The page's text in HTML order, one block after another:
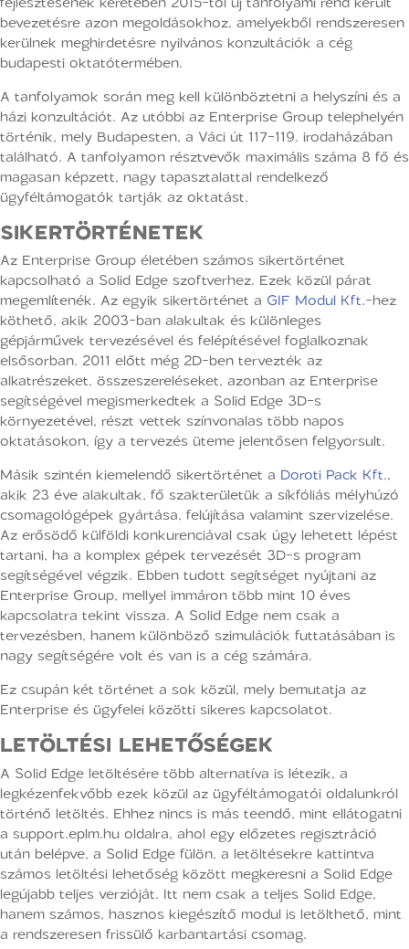
bevezetésre azon megoldásokhoz, amelyekből rendszeresen
kerülnek meghirdetésre nyilvános konzultációk a cég
budapesti oktatótermében.
A tanfolyamok során meg kell különböztetni a helyszíni és a
házi konzultációt. Az utóbbi az Enterprise Group telephelyén
történik, mely Budapesten, a Váci út 117-119. irodaházában
található. A tanfolyamon résztvevők maximális száma 8 fő és
magasan képzett, nagy tapasztalattal rendelkező
ügyféltámogatók tartják az oktatást.
SIKERTÖRTÉNETEK
Az Enterprise Group életében számos sikertörténet
kapcsolható a Solid Edge szoftverhez. Ezek közül párat
megemlítenék. Az egyik sikertörténet a GIF Modul Kft.-hez
köthető, akik 2003-ban alakultak és különleges
gépjárművek tervezésével és felépítésével foglalkoznak
elsősorban. 2011 előtt még 2D-ben tervezték az
alkatrészeket, összeszereléseket, azonban az Enterprise
segítségével megismerkedtek a Solid Edge 3D-s
környezetével, részt vettek színvonalas több napos
oktatásokon, így a tervezés üteme jelentősen felgyorsult.
Másik szintén kiemelendő sikertörténet a Doroti Pack Kft.,
akik 23 éve alakultak, fő szakterületük a síkfóliás mélyhúzó
csomagológépek gyártása, felújítása valamint szervizelése.
Az erősödő külföldi konkurenciával csak úgy lehetett lépést
tartani, ha a komplex gépek tervezését 3D-s program
segítségével végzik. Ebben tudott segítséget nyújtani az
Enterprise Group, mellyel immáron több mint 10 éves
kapcsolatra tekint vissza. A Solid Edge nem csak a
tervezésben, hanem különböző szimulációk futtatásában is
nagy segítségére volt és van is a cég számára.
Ez csupán két történet a sok közül, mely bemutatja az
Enterprise és ügyfelei közötti sikeres kapcsolatot.
LETÖLTÉSI LEHETŐSÉGEK
A Solid Edge letöltésére több alternatíva is létezik, a
legkézenfekvőbb ezek közül az ügyféltámogatói oldalunkról
történő letöltés. Ehhez nincs is más teendő, mint ellátogatni
a support.eplm.hu oldalra, ahol egy előzetes regisztráció
után belépve, a Solid Edge fülön, a letöltésekre kattintva
számos letöltési lehetőség között megkeresni a Solid Edge
legújabb teljes verzióját. Itt nem csak a teljes Solid Edge,
hanem számos, hasznos kiegészítő modul is letölthető, mint
a rendszeresen frissülő karbantartási csomag.